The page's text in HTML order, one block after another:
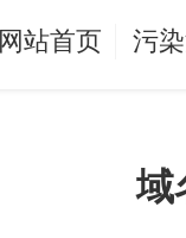
网站首页 污
域